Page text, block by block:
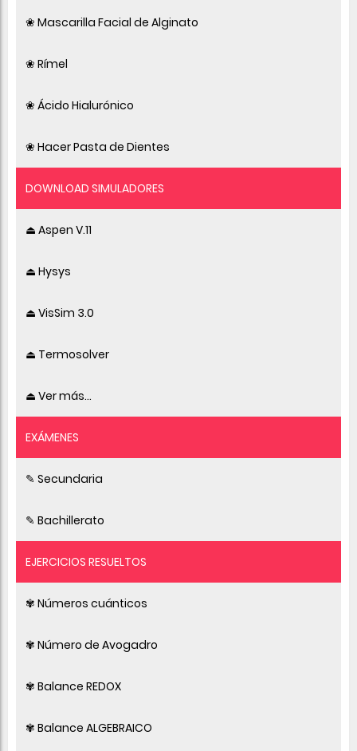
❀ Mascarilla Facial de Alginato
❀ Rímel
❀ Ácido Hialurónico
❀ Hacer Pasta de Dientes
DOWNLOAD SIMULADORES
⏏ Aspen V.11
⏏ Hysys
⏏ VisSim 3.0
⏏ Termosolver
⏏ Ver más...
EXÁMENES
✎ Secundaria
✎ Bachillerato
EJERCICIOS RESUELTOS
✾ Números cuánticos
✾ Número de Avogadro
✾ Balance REDOX
✾ Balance ALGEBRAICO